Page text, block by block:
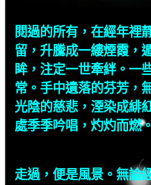
閱過的所有，在經年裡
留，升騰成一縷煙霞，
眸，注定一世牽絆。一
常。手中遺落的芬芳，
光陰的慈悲，湮染成緋
處季季吟唱，灼灼而燃。
走過，便是風景。無論